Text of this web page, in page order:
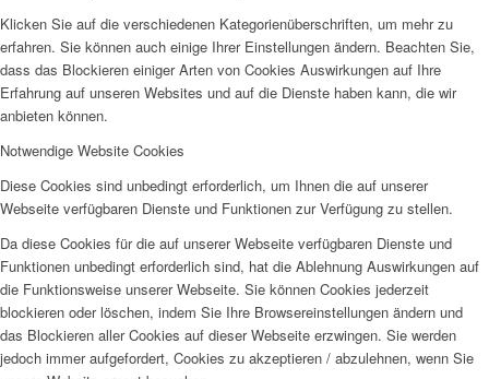
Klicken Sie auf die verschiedenen Kategorienüberschriften, um mehr zu
erfahren. Sie können auch einige Ihrer Einstellungen ändern. Beachten Sie,
dass das Blockieren einiger Arten von Cookies Auswirkungen auf Ihre
Erfahrung auf unseren Websites und auf die Dienste haben kann, die wir
anbieten können.
Notwendige Website Cookies
Diese Cookies sind unbedingt erforderlich, um Ihnen die auf unserer
Webseite verfügbaren Dienste und Funktionen zur Verfügung zu stellen.
Da diese Cookies für die auf unserer Webseite verfügbaren Dienste und
Funktionen unbedingt erforderlich sind, hat die Ablehnung Auswirkungen auf
die Funktionsweise unserer Webseite. Sie können Cookies jederzeit
blockieren oder löschen, indem Sie Ihre Browsereinstellungen ändern und
das Blockieren aller Cookies auf dieser Webseite erzwingen. Sie werden
jedoch immer aufgefordert, Cookies zu akzeptieren / abzulehnen, wenn Sie